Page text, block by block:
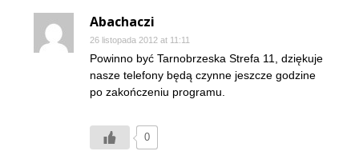
Abachaczi
26 listopada 2012 at 11:11
Powinno być Tarnobrzeska Strefa 11, dziękuje
nasze telefony będą czynne jeszcze godzine
po zakończeniu programu.
0